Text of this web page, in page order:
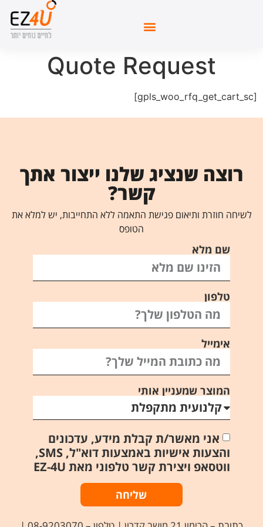
Quote Request
[gpls_woo_rfq_get_cart_sc]
רוצה שנציג שלנו ייצור אתך
קשר?
לשיחה חוזרת ותיאום פגישת התאמה ללא התחייבות, יש למלא את
הטופס
שם מלא
טלפון
אימייל
המוצר שמעניין אותי
אני מאשר/ת קבלת מידע, עדכונים
והצעות אישיות באמצעות דוא"ל, SMS,
ווטסאפ ויצירת קשר טלפוני מאת EZ-4U
שליחה